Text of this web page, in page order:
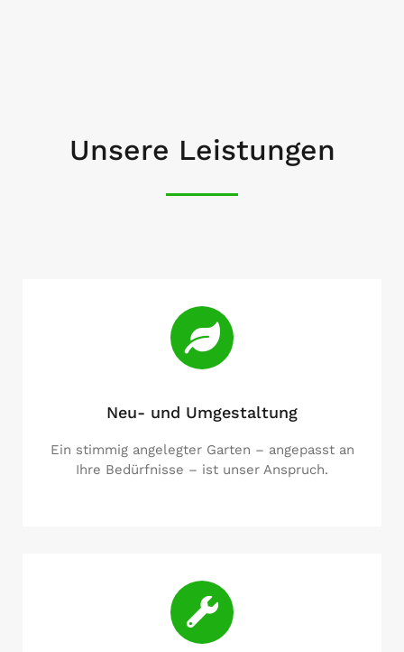
Unsere Leistungen
Neu- und Umgestaltung
Ein stimmig angelegter Garten – angepasst an
Ihre Bedürfnisse – ist unser Anspruch.